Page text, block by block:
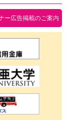
ー広告掲載のご案内